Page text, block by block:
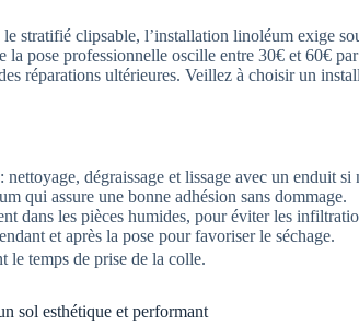
stratifié clipsable, l’installation linoléum exige
la pose professionnelle oscille entre 30€ et 60€
réparations ultérieures. Veillez à choisir un
dégraissage et lissage avec un enduit si
qui assure une bonne adhésion sans dommage.
dans les pièces humides, pour éviter les
et après la pose pour favoriser le séchage.
le temps de prise de la colle.
sol esthétique et performant